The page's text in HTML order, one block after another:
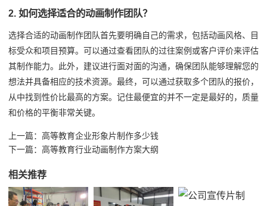
2. 如何选择适合的动画制作团队？
选择合适的动画制作团队首先要明确自己的需求，包括动画风格、目
标受众和项目预算。可以通过查看团队的过往案例或客户评价来评估
其制作能力。此外，建议进行面对面的沟通，确保团队能够理解您的
想法并具备相应的技术资源。最终，可以通过获取多个团队的报价，
从中找到性价比最高的方案。记住最便宜的并不一定是最好的，质量
和价格的平衡非常关键。
上一篇： 高等教育企业形象片制作多少钱
下一篇： 高等教育行业动画制作方案大纲
相关推荐